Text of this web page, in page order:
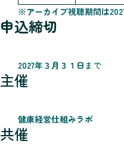
※アーカイブ視聴期間は
申込締切
2027年３月３１日 まで
主催
健康経営仕組みラボ
共催